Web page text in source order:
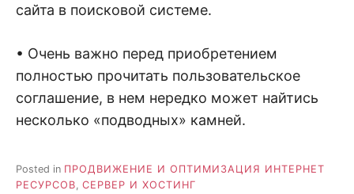
сайта в поисковой системе.
• Очень важно перед приобретением
полностью прочитать пользовательское
соглашение, в нем нередко может найтись
несколько «подводных» камней.
Posted in ПРОДВИЖЕНИЕ И ОПТИМИЗАЦИЯ ИНТЕРНЕТ
РЕСУРСОВ СЕРВЕР И ХОСТИНГ